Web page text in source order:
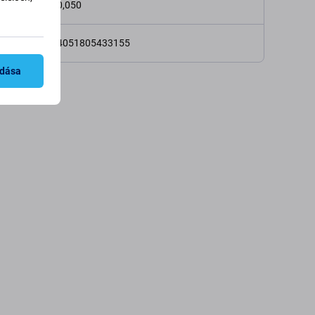
0,050
4051805433155